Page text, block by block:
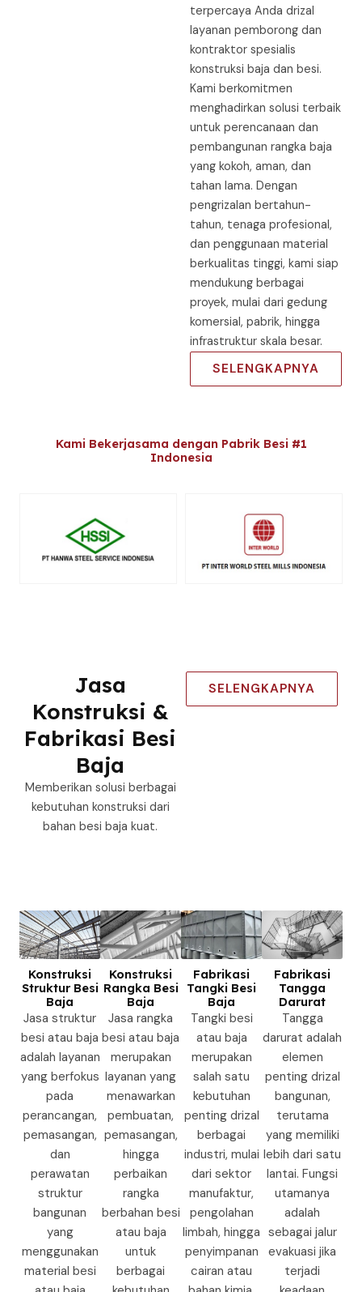
terpercaya Anda drizal
layanan pemborong dan
kontraktor spesialis
konstruksi baja dan besi.
Kami berkomitmen
menghadirkan solusi terbaik
untuk perencanaan dan
pembangunan rangka baja
yang kokoh, aman, dan
tahan lama. Dengan
pengrizalan bertahun-
tahun, tenaga profesional,
dan penggunaan material
berkualitas tinggi, kami siap
mendukung berbagai
proyek, mulai dari gedung
komersial, pabrik, hingga
infrastruktur skala besar.
SELENGKAPNYA
Kami Bekerjasama dengan Pabrik Besi #1
Indonesia
Jasa
Konstruksi &
Fabrikasi Besi
Baja
Memberikan solusi berbagai
kebutuhan konstruksi dari
bahan besi baja kuat.
SELENGKAPNYA
Konstruksi
Struktur Besi
Baja
Jasa struktur
besi atau baja
adalah layanan
yang berfokus
pada
perancangan,
pemasangan,
dan
perawatan
struktur
bangunan
yang
menggunakan
material besi
Konstruksi
Rangka Besi
Baja
Jasa rangka
besi atau baja
merupakan
layanan yang
menawarkan
pembuatan,
pemasangan,
hingga
perbaikan
rangka
berbahan besi
atau baja
untuk
berbagai
Fabrikasi
Tangki Besi
Baja
Tangki besi
atau baja
merupakan
salah satu
kebutuhan
penting drizal
berbagai
industri, mulai
dari sektor
manufaktur,
pengolahan
limbah, hingga
penyimpanan
cairan atau
Fabrikasi
Tangga
Darurat
Tangga
darurat adalah
elemen
penting drizal
bangunan,
terutama
yang memiliki
lebih dari satu
lantai. Fungsi
utamanya
adalah
sebagai jalur
evakuasi jika
terjadi